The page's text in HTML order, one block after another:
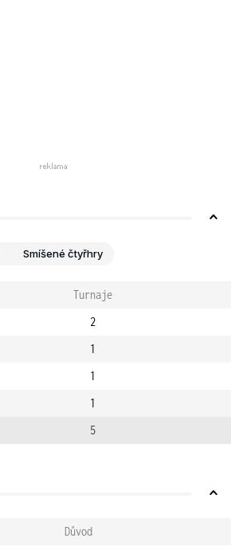
Smíšené čtyřhry
Turnaje
2
1
1
1
5
Důvod